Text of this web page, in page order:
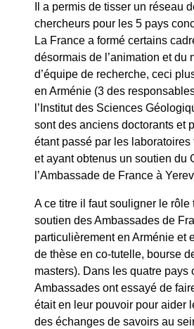
Il a permis de tisser un réseau
chercheurs pour les 5 pays
La France a formé certains
désormais de l’animation et du
d’équipe de recherche, ceci
en Arménie (3 des
l’Institut des Sciences
sont des anciens doctorants et
étant passé par les laboratoires
et ayant obtenus un soutien du
l’Ambassade de France à
A ce titre il faut souligner le rôle
soutien des Ambassades de
particulièrement en Arménie et
de thèse en co-tutelle, bourse
masters). Dans les quatre pays
Ambassades ont essayé de
était en leur pouvoir pour aider
des échanges de savoirs au